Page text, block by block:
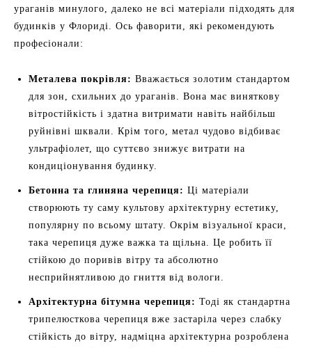
ураганів минулого, далеко не всі матеріали підходять для
будинків у Флориді. Ось фаворити, які рекомендують
професіонали:
Металева покрівля: Вважається золотим стандартом
для зон, схильних до ураганів. Вона має виняткову
вітростійкість і здатна витримати навіть найбільш
руйнівні шквали. Крім того, метал чудово відбиває
ультрафіолет, що суттєво знижує витрати на
кондиціонування будинку.
Бетонна та глиняна черепиця: Ці матеріали
створюють ту саму культову архітектурну естетику,
популярну по всьому штату. Окрім візуальної краси,
така черепиця дуже важка та щільна. Це робить її
стійкою до поривів вітру та абсолютно
несприйнятливою до гниття від вологи.
Архітектурна бітумна черепиця: Тоді як стандартна
трипелюсткова черепиця вже застаріла через слабку
стійкість до вітру, надміцна архітектурна розроблена